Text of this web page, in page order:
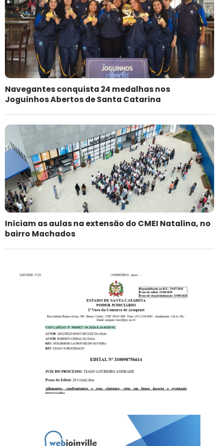
Navegantes conquista 24 medalhas nos
Joguinhos Abertos de Santa Catarina
Iniciam as aulas na extensão do CMEI Natalina, no
bairro Machados